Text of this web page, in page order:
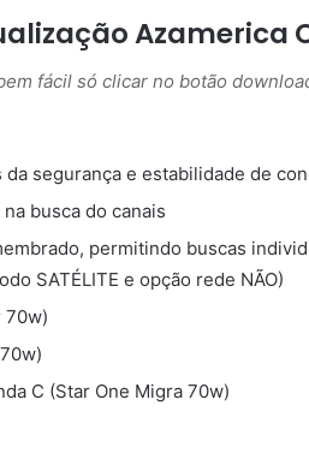
Azamerica
fácil só clicar no botão
segurança e estabilidade de
busca do canais
permitindo buscas
SATÉLITE e opção rede NÃO)
70w)
C (Star One Migra 70w)